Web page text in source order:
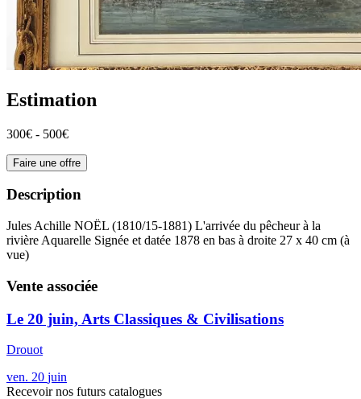
Estimation
300€ - 500€
Faire une offre
Description
Jules Achille NOËL (1810/15-1881) L'arrivée du pêcheur à la
rivière Aquarelle Signée et datée 1878 en bas à droite 27 x 40 cm (à
vue)
Vente associée
Le 20 juin, Arts Classiques & Civilisations
Drouot
ven. 20 juin
Recevoir nos futurs catalogues